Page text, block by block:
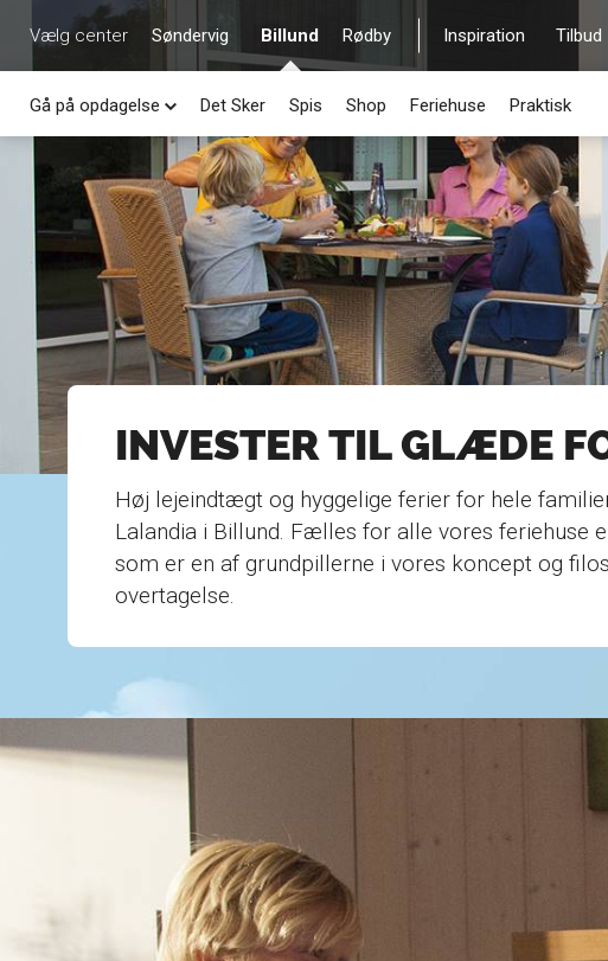
Vælg center Søndervig Billund
Gå på opdagelse Det Sker Spis Shop Feriehuse Praktisk
Rødby Inspiration Tilbud
INVESTER TIL GLÆDE
Høj lejeindtægt og hyggelige ferier for hele
Lalandia i Billund. Fælles for alle vores feriehuse
som er en af grundpillerne i vores koncept og
overtagelse.